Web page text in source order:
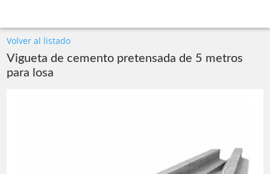
Volver al listado
Vigueta de cemento pretensada de 5 metros
para losa